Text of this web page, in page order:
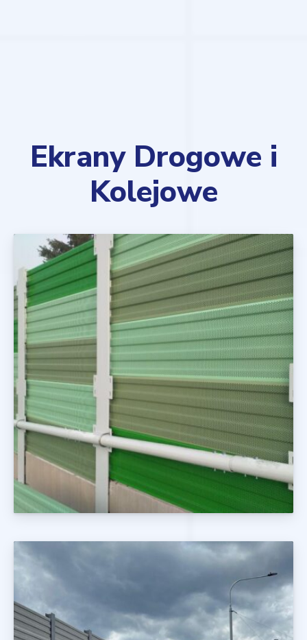
Ekrany Drogowe i
Kolejowe
Ekrany Drogowe i Kolejowe Realizacje